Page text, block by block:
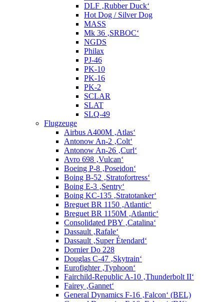
DLF ‚Rubber Duck‘
Hot Dog / Silver Dog
MASS
Mk 36 ‚SRBOC‘
NGDS
Philax
PJ-46
PK-10
PK-16
PK-2
SCLAR
SLAT
SLQ-49
Flugzeuge
Airbus A400M ‚Atlas‘
Antonow An-2 ‚Colt‘
Antonow An-26 ‚Curl‘
Avro 698 ‚Vulcan‘
Boeing P-8 ‚Poseidon‘
Boing B-52 ‚Stratofortress‘
Boing E-3 ‚Sentry‘
Boing KC-135 ‚Stratotanker‘
Breguet BR 1150 ‚Atlantic‘
Breguet BR 1150M ‚Atlantic‘
Consolidated PBY ‚Catalina‘
Dassault ‚Rafale‘
Dassault ‚Super Étendard‘
Dornier Do 228
Douglas C-47 ‚Skytrain‘
Eurofighter ‚Typhoon‘
Fairchild-Republic A-10 ‚Thunderbolt II‘
Fairey ‚Gannet‘
General Dynamics F-16 ‚Falcon‘ (BEL)